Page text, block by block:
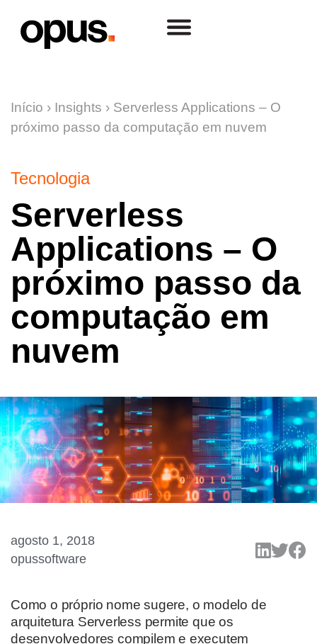
Início › Insights › Serverless Applications – O
próximo passo da computação em nuvem
Tecnologia
Serverless
Applications – O
próximo passo da
computação em
nuvem
agosto 1, 2018
opussoftware
Como o próprio nome sugere, o modelo de
arquitetura Serverless permite que os
desenvolvedores compilem e executem